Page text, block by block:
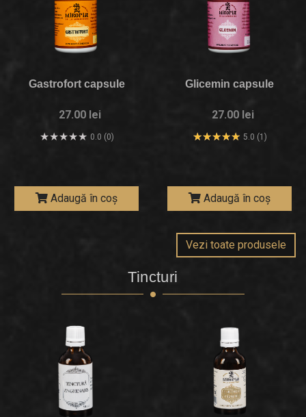
Gastrofort capsule
27.00 lei
0.0 (0)
Adaugă în coș
Glicemin capsule
27.00 lei
5.0 (1)
Adaugă în coș
Vezi toate produsele
Tincturi